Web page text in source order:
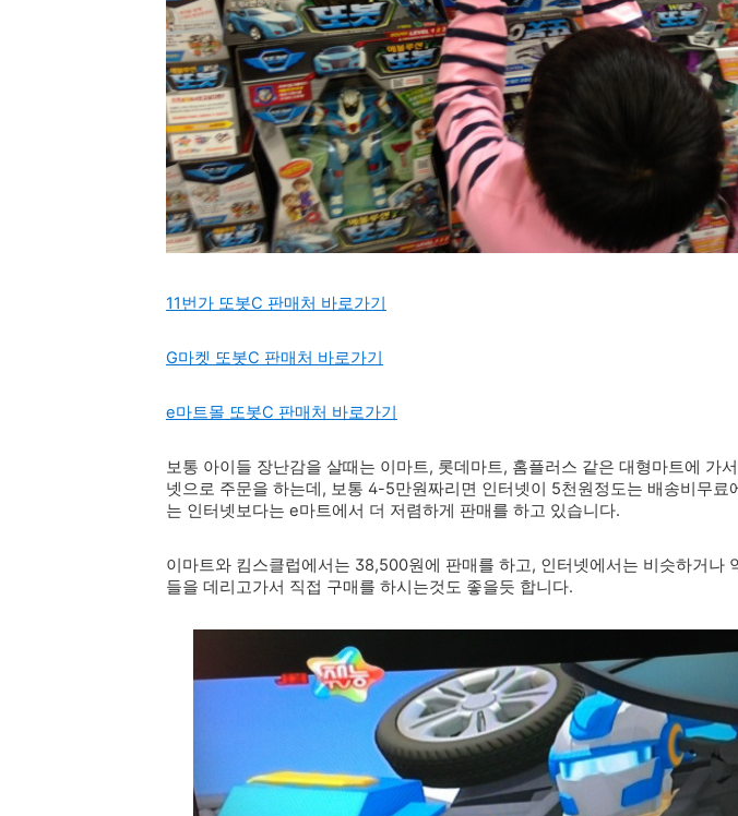
11번가 또봇C 판매처 바로가기
G마켓 또봇C 판매처 바로가기
e마트몰 또봇C 판매처 바로가기
보통 아이들 장난감을 살때는 이마트, 롯데마트, 홈플러스 같은 대형마트에 가
넷으로 주문을 하는데, 보통 4-5만원짜리면 인터넷이 5천원정도는 배송비무료
는 인터넷보다는 e마트에서 더 저렴하게 판매를 하고 있습니다.
이마트와 킴스클럽에서는 38,500원에 판매를 하고, 인터넷에서는 비슷하거나
들을 데리고가서 직접 구매를 하시는것도 좋을듯 합니다.